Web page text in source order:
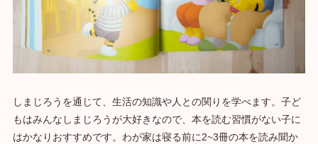
しまじろうを通じて、生活の知識や人との関りを学べます。子ど
もはみんなしまじろうが大好きなので、本を読む習慣がない子に
はかなりおすすめです。わが家は寝る前に2~3冊の本を読み聞か